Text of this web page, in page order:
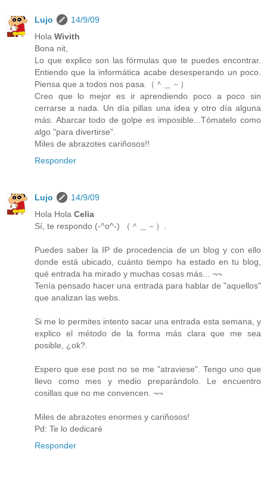
Lujo
14/9/09
Hola Wivith
Bona nit,
Lo que explico son las fórmulas que te puedes encontrar.
Entiendo que la informática acabe desesperando un poco.
Piensa que a todos nos pasa.（＾＿－）
Creo que lo mejor es ir aprendiendo poco a poco sin
cerrarse a nada. Un día pillas una idea y otro día alguna
más. Abarcar todo de golpe es imposible...Tómatelo como
algo "para divertirse".
Miles de abrazotes cariñosos!!
Responder
Lujo
14/9/09
Hola Hola Celia
Sí, te respondo (-^o^-) （＾＿－）.
Puedes saber la IP de procedencia de un blog y con ello
donde está ubicado, cuánto tiempo ha estado en tu blog,
qué entrada ha mirado y muchas cosas más... ¬¬
Tenía pensado hacer una entrada para hablar de "aquellos"
que analizan las webs.
Si me lo permites intento sacar una entrada esta semana, y
explico el método de la forma más clara que me sea
posible, ¿ok?.
Espero que ese post no se me "atraviese". Tengo uno que
llevo como mes y medio preparándolo. Le encuentro
cosillas que no me convencen. ¬¬
Miles de abrazotes enormes y cariñosos!
Pd: Te lo dedicaré
Responder